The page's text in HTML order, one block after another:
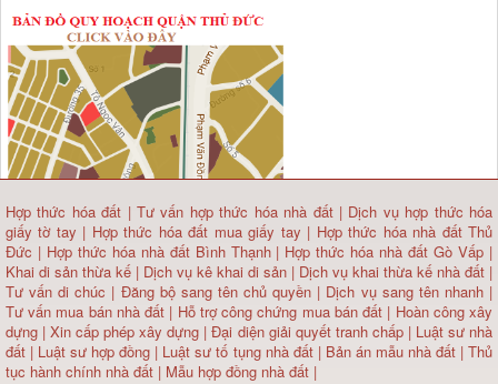
Hợp thức hóa đất |Tư vấn hợp thức hóa nhà đất| Dịch vụ hợp thức hóa
giấy tờ tay | Hợp thức hóa đất mua giấy tay | Hợp thức hóa nhà đất Thủ
Đức | Hợp thức hóa nhà đất Bình Thạnh | Hợp thức hóa nhà đất Gò Vấp |
Khai di sản thừa kế | Dịch vụ kê khai di sản | Dịch vụ khai thừa kế nhà đất |
Tư vấn di chúc | Đăng bộ sang tên chủ quyền | Dịch vụ sang tên nhanh |
Tư vấn mua bán nhà đất | Hỗ trợ công chứng mua bán đất | Hoàn công xây
dựng | Xin cấp phép xây dựng |Đại diện giải quyết tranh chấp | Luật sư nhà
đất | Luật sư hợp đồng | Luật sư tố tụng nhà đất | Bản án mẫu nhà đất|Thủ
tục hành chính nhà đất | Mẫu hợp đồng nhà đất |